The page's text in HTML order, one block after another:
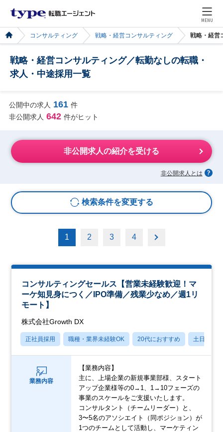
MENU
コンサルティング 戦略・経営コンサルティング 戦略・経営
戦略・経営コンサルティング／転勤なしの転職・
求人・中途採用一覧
公開中の求人 161 件
非公開求人 642 件がヒット
非公開求人の紹介を受ける
非公開求人とは
検索条件を変更する
1 2 3 4
コンサルティングセールス【営業未経験歓迎！マ
ーケ知見身につく／IPO準備／残業少なめ／週1リ
モート】
株式会社Growth DX
正社員採用 職種・業界未経験OK 20代におすすめ 土日祝休み
業務内容
【業務内容】
主に、上場企業の新規事業部様、スタート
アップ企業様等の0→1、1→10フェーズの
事業のスケールをご支援いたします。
コンサルタント（チームリーダー）と、
3〜5名のアソシエイト（同ポジション）が
1つのチームとして活動し、マーケティン